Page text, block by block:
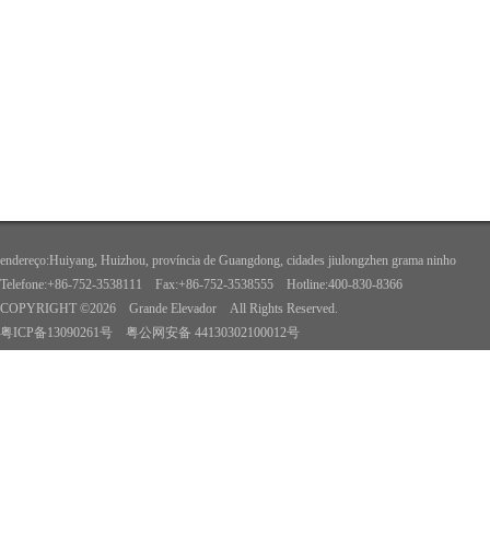
endereço:Huiyang, Huizhou, província de Guangdong, cidades jiulongzhen grama ninho
Telefone:+86-752-3538111 Fax:+86-752-3538555 Hotline:400-830-8366
COPYRIGHT ©2026 Grande Elevador All Rights Reserved.
粤ICP备13090261号
粤公网安备 44130302100012号